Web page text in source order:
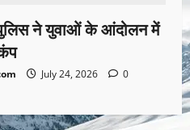
ने युवाओं के आंदोलन में
July 24, 2026
0